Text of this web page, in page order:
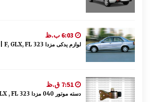
لوازم یدکی مزدا 323 F, GLX, FL | ـ 1996 – 2000
7:51 ق.ظ
دسته موتور 040 مزدا 323 GLX , FL